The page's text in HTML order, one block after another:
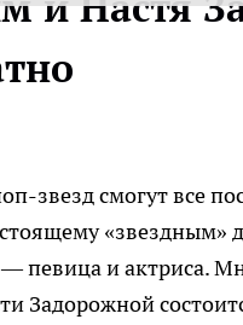
звезд смогут все
«звездным»
певица и актриса.
Задорожной